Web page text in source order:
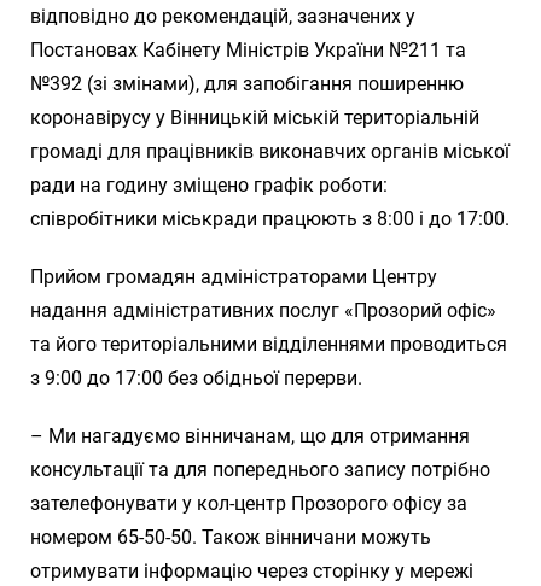
відповідно до рекомендацій, зазначених у
Постановах Кабінету Міністрів України №211 та
№392 (зі змінами), для запобігання поширенню
коронавірусу у Вінницькій міській територіальній
громаді для працівників виконавчих органів міської
ради на годину зміщено графік роботи:
співробітники міськради працюють з 8:00 і до 17:00.
Прийом громадян адміністраторами Центру
надання адміністративних послуг «Прозорий офіс»
та його територіальними відділеннями проводиться
з 9:00 до 17:00 без обідньої перерви.
– Ми нагадуємо вінничанам, що для отримання
консультації та для попереднього запису потрібно
зателефонувати у кол-центр Прозорого офісу за
номером 65-50-50. Також вінничани можуть
отримувати інформацію через сторінку у мережі